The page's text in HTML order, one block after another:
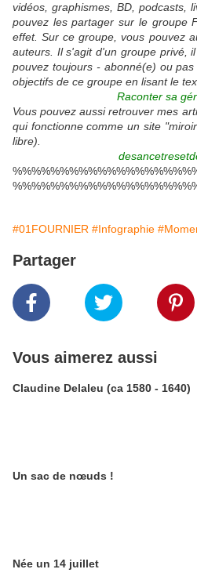
vidéos, graphismes, BD, podcasts,
pouvez les partager sur le groupe
effet. Sur ce groupe, vous pouvez
auteurs. Il s'agit d'un groupe privé,
pouvez toujours - abonné(e) ou
objectifs de ce groupe en lisant le
Raconter sa
Vous pouvez aussi retrouver mes
qui fonctionne comme un site
libre).
#01FOURNIER #Infographie
Partager
Vous aimerez aussi
Claudine Delaleu (ca 1580 - 1640)
Un sac de nœuds !
Née un 14 juillet